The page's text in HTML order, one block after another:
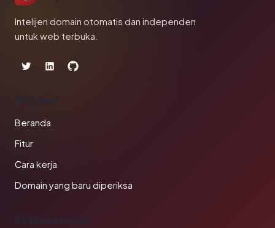
Intelijen domain otomatis dan independen
untuk web terbuka.
PRODUK
Beranda
Fitur
Cara kerja
Domain yang baru diperiksa
PERUSAHAAN